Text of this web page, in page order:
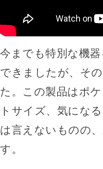
今までも特別な機
できましたが、そ
た。この製品はポ
トサイズ、気にな
は言えないものの
す。